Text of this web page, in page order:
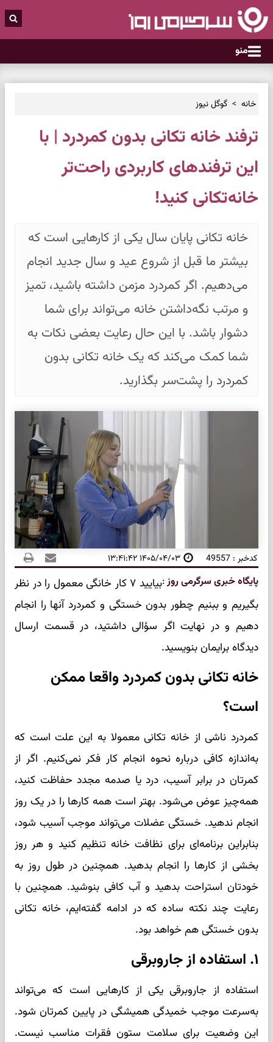
منو
خانه گوگل نیوز
ترفند خانه تکانی بدون کمردرد | با
این ترفندهای کاربردی راحت‌تر
خانه‌تکانی کنید!
خانه تکانی پایان سال یکی از کارهایی است که
بیشتر ما قبل از شروع عید و سال جدید انجام
می‌دهیم. اگر کمردرد مزمن داشته باشید، تمیز
و مرتب نگه‌داشتن خانه می‌تواند برای شما
دشوار باشد. با این حال رعایت بعضی نکات به
شما کمک می‌کند که یک خانه تکانی بدون
کمردرد را پشت‌سر بگذارید.
کدخبر : 49557 ۱۴۰۵/۰۴/۰۳ ۱۳:۴۱:۴۲
پایگاه خبری سرگرمی روز:
بیایید ۷ کار خانگی معمول را در نظر
بگیریم و ببنیم چطور بدون خستگی و کمردرد آنها را انجام
دهیم و در نهایت اگر سؤالی داشتید، در قسمت ارسال
دیدگاه برایمان بنویسید.
خانه تکانی بدون کمردرد واقعا ممکن
است؟
کمردرد ناشی از خانه تکانی معمولا به این علت است که
به‌اندازه کافی درباره نحوه انجام کار فکر نمی‌کنیم. اگر از
کمرتان در برابر آسیب، درد یا صدمه مجدد حفاظت کنید،
همه‌چیز عوض می‌شود. بهتر است همه کارها را در یک روز
انجام ندهید. خستگی عضلات می‌تواند موجب آسیب شود،
بنابراین برنامه‌ای برای نظافت خانه تنظیم کنید و هر روز
بخشی از کارها را انجام بدهید. همچنین در طول روز به
خودتان استراحت بدهید و آب کافی بنوشید. همچنین با
رعایت چند نکته ساده که در ادامه گفته‌ایم، خانه تکانی
بدون خستگی هم خواهد بود.
۱. استفاده از جاروبرقی
استفاده از جاروبرقی یکی از کارهایی است که می‌تواند
به‌سرعت موجب خمیدگی همیشگی در پایین کمرتان شود.
این وضعیت برای سلامت ستون فقرات مناسب نیست.